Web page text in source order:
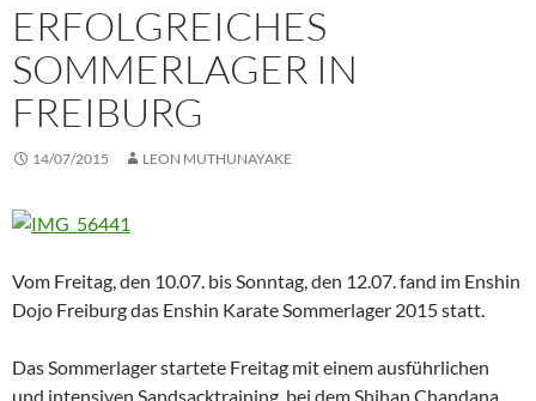
ERFOLGREICHES
SOMMERLAGER IN
FREIBURG
14/07/2015 LEON MUTHUNAYAKE
Vom Freitag, den 10.07. bis Sonntag, den 12.07. fand im Enshin
Dojo Freiburg das Enshin Karate Sommerlager 2015 statt.
Das Sommerlager startete Freitag mit einem ausführlichen
und intensiven Sandsacktraining, bei dem Shihan Chandana